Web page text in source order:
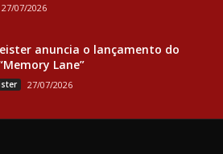
27/07/2026
anuncia o lançamento do
Lane”
27/07/2026